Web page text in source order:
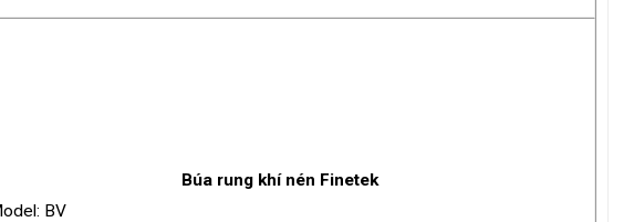
Búa rung khí nén Finetek
BV